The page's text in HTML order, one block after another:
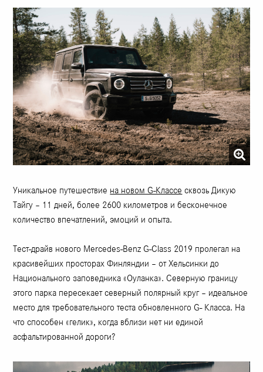
Уникальное путешествие на новом G-Классе сквозь Дикую
Тайгу – 11 дней, более 2600 километров и бесконечное
количество впечатлений, эмоций и опыта.
Тест-драйв нового Mercedes-Benz G-Class 2019 пролегал на
красивейших просторах Финляндии – от Хельсинки до
Национального заповедника «Оуланка». Северную границу
этого парка пересекает северный полярный круг – идеальное
место для требовательного теста обновленного G- Класса. На
что способен «гелик», когда вблизи нет ни единой
асфальтированной дороги?